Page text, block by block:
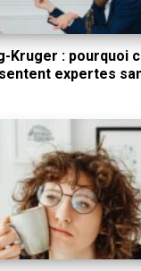
Kruger : pourquoi
expertes